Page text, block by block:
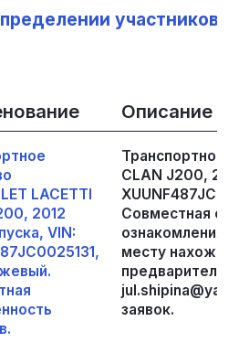
участников
Описание
LACETTI
2012
VIN:
Транспортное
CLAN J200,
Совместная
ознакомления
месту
заявок.